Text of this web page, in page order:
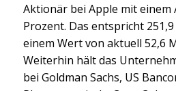
Aktionär bei Apple mit
Prozent. Das entspricht
einem Wert von aktuell 52,6
Weiterhin hält das
bei Goldman Sachs, US